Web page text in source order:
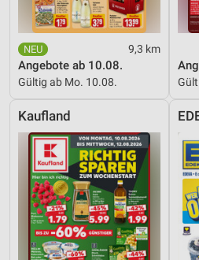
9,3 km
Angebote ab 10.08.
Gültig ab Mo. 10.08.
Kaufland
Inhalten
IAB-Besonderheiten:
Verwendung genauer
Geräte anhand von aktiv
Notwendig
Performance
Funktional
Werbung